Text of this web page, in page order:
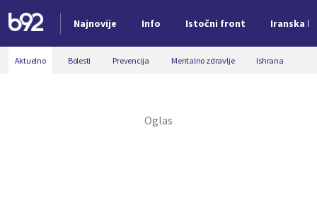
Najnovije Info Istočni front Iranska
Nova vest
Aktuelno Bolesti Prevencija Mentalno zdravlje Ishrana